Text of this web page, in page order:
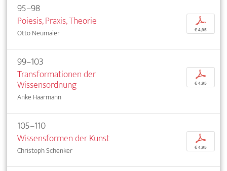
95–98
Poiesis, Praxis, Theorie
Otto Neumaier
p
€ 4,95
99–103
Transformationen der
Wissensordnung
Anke Haarmann
p
€ 4,95
105–110
Wissensformen der Kunst
Christoph Schenker
p
€ 4,95